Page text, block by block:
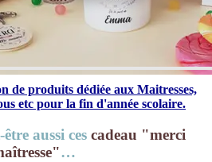
de produits dédiée aux Maitresses,
etc pour la fin d'année scolaire.
aussi ces cadeau "merci
…